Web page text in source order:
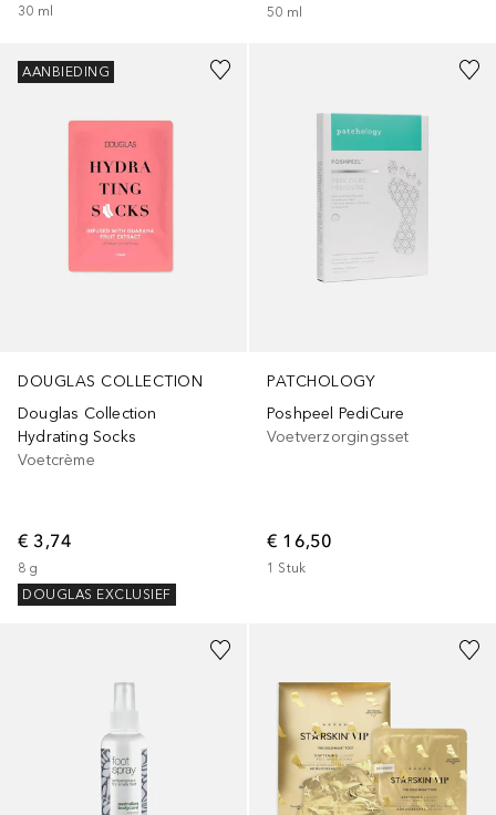
30 ml 50 ml
DOUGLAS COLLECTION
Douglas Collection
Hydrating Socks
Voetcrème
€ 3,74
8 g
DOUGLAS EXCLUSIEF
AANBIEDING
PATCHOLOGY
Poshpeel PediCure
Voetverzorgingsset
€ 16,50
1 Stuk